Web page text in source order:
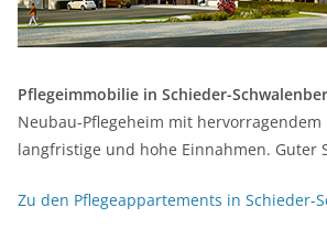
Pflegeimmobilie in Schieder-
Neubau-Pflegeheim mit hervorragendem
langfristige und hohe Einnahmen. Guter
Zu den Pflegeappartements in Schieder-